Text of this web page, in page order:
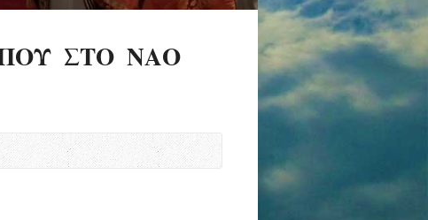
ΣΤΟ ΝΑΟ